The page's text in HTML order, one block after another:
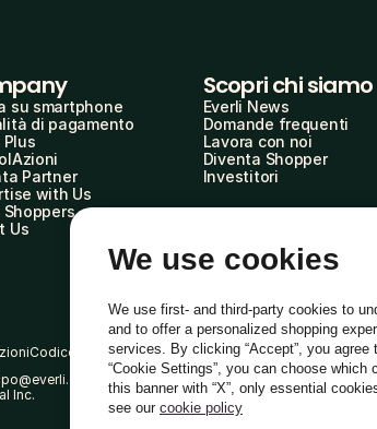
su smartphone
di pagamento
Plus
Partner
with Us
Shoppers
Us
Scopri chi siamo
Everli News
Domande frequenti
Lavora con noi
Diventa Shopper
Investitori
Codice Etico
Inc.
We use cookies
We use first- and third-party cookies to
and to offer a personalized shopping
services. By clicking “Accept”, you
“Cookie Settings”, you can choose
this banner with “X”, only essential
see our cookie policy